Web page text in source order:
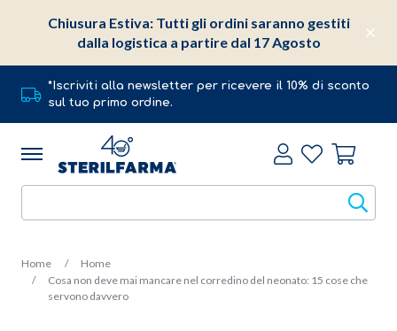
*Iscriviti alla newsletter per ricevere il 10% di sconto
sul tuo primo ordine.
Home
Home
Cosa non deve mai mancare nel corredino del neonato: 15 cose che
servono davvero
Chiusura Estiva: Tutti gli ordini saranno gestiti
dalla logistica a partire dal 17 Agosto